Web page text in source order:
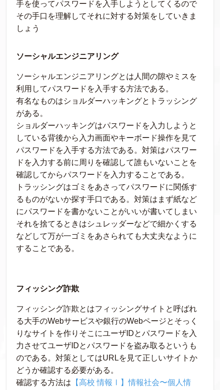
手を使ってパスワードを入手しようとしてくるので
その手口を理解してそれに対する対策をしていきま
しょう
ソーシャルエンジニアリング
ソーシャルエンジニアリングとは人間の隙やミスを
利用してパスワードを入手する方法である。
有名なものはショルダーハッキングとトラッシング
がある。
ショルダーハッキングはパスワードを入力しようと
している背後から入力画面やキーボード操作を見て
パスワードを入手する方法である。対策はパスワー
ドを入力する前に周りを確認して誰もいないことを
確認してからパスワードを入力することである。
トラッシングはゴミをあさってパスワードに関係す
るものがないか探す手口である。対策はまず紙など
にパスワードを書かないことがいいが書いてしまい
それを捨てるときはシュレッダーなどで細かくする
などして万が一ゴミをあさられても大丈夫なように
することである。
フィッシング詐欺
フィッシング詐欺とはフィッシングサイトと呼ばれ
る大手のWebサービスや銀行のWebページとそっく
りなサイトを作りそこにユーザIDとパスワードを入
力させてユーザIDとパスワードを盗み取るというも
のである。対策としてはURLを見て正しいサイトか
どうか確認する必要がある。
確認する方法は 【高校 情報Ⅰ】情報社会〜個人情